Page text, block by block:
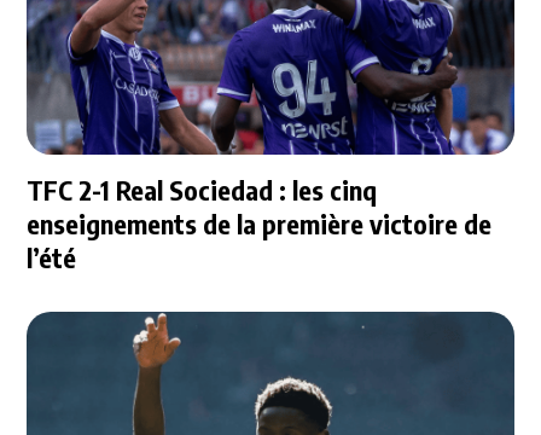
TFC 2-1 Real Sociedad : les cinq
enseignements de la première victoire de
l’été